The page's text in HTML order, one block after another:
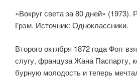
«Вокруг света за 80 дней»
Грэм. Источник: Одноклассники.
Второго октября 1872 года Фогг
слугу, француза Жана Паспарту,
бурную молодость и теперь